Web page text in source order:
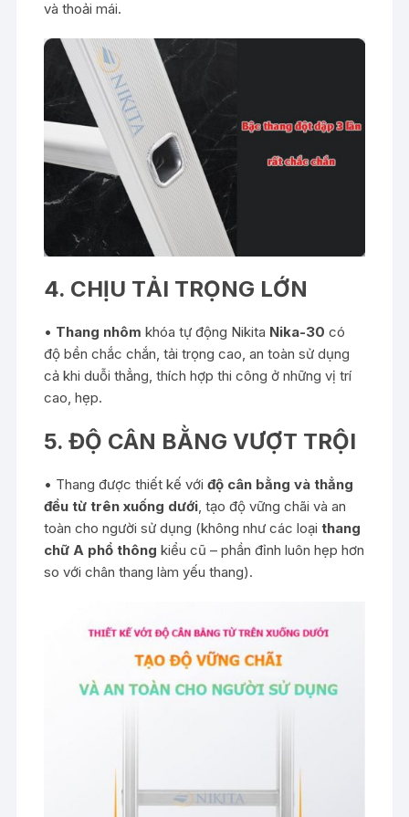
và thoải mái.
4. CHỊU TẢI TRỌNG LỚN
• Thang nhôm khóa tự động Nikita Nika-30 có
độ bền chắc chắn, tải trọng cao, an toàn sử dụng
cả khi duỗi thẳng, thích hợp thi công ở những vị trí
cao, hẹp.
5. ĐỘ CÂN BẰNG VƯỢT TRỘI
• Thang được thiết kế vớiđộ cân bằng và thẳng
đều từ trên xuống dưới, tạo độ vững chãi và an
toàn cho người sử dụng (không như các loạithang
chữ A phổ thông kiểu cũ – phần đỉnh luôn hẹp hơn
so với chân thang làm yếu thang).